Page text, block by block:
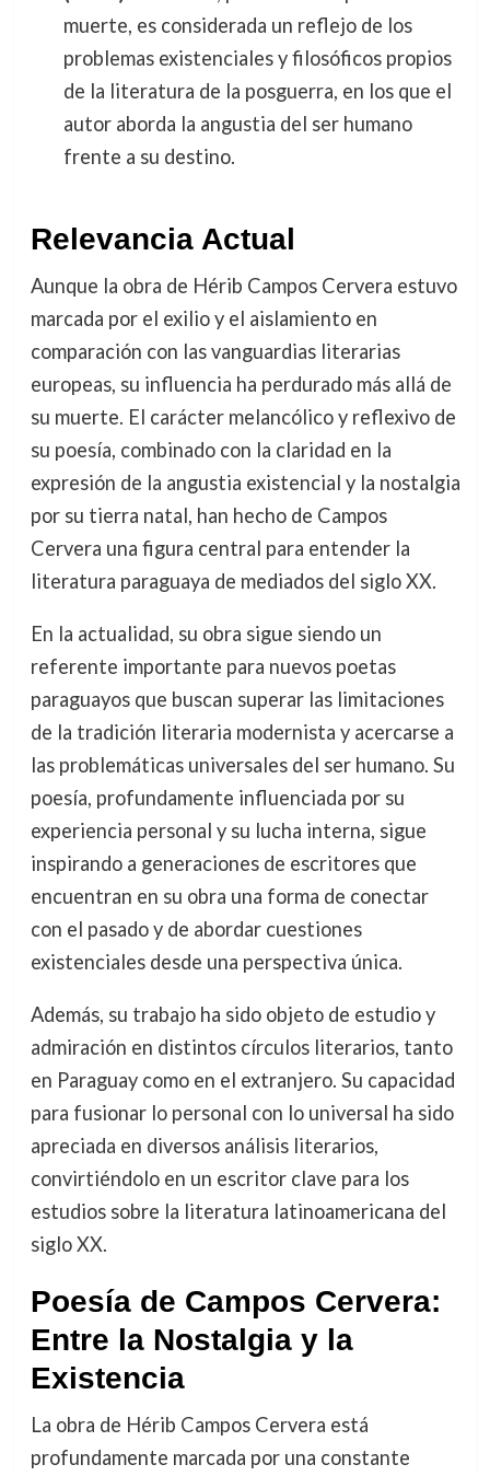
muerte, es considerada un reflejo de los
problemas existenciales y filosóficos propios
de la literatura de la posguerra, en los que el
autor aborda la angustia del ser humano
frente a su destino.
Relevancia Actual
Aunque la obra de Hérib Campos Cervera estuvo
marcada por el exilio y el aislamiento en
comparación con las vanguardias literarias
europeas, su influencia ha perdurado más allá de
su muerte. El carácter melancólico y reflexivo de
su poesía, combinado con la claridad en la
expresión de la angustia existencial y la nostalgia
por su tierra natal, han hecho de Campos
Cervera una figura central para entender la
literatura paraguaya de mediados del siglo XX.
En la actualidad, su obra sigue siendo un
referente importante para nuevos poetas
paraguayos que buscan superar las limitaciones
de la tradición literaria modernista y acercarse a
las problemáticas universales del ser humano. Su
poesía, profundamente influenciada por su
experiencia personal y su lucha interna, sigue
inspirando a generaciones de escritores que
encuentran en su obra una forma de conectar
con el pasado y de abordar cuestiones
existenciales desde una perspectiva única.
Además, su trabajo ha sido objeto de estudio y
admiración en distintos círculos literarios, tanto
en Paraguay como en el extranjero. Su capacidad
para fusionar lo personal con lo universal ha sido
apreciada en diversos análisis literarios,
convirtiéndolo en un escritor clave para los
estudios sobre la literatura latinoamericana del
siglo XX.
Poesía de Campos Cervera:
Entre la Nostalgia y la
Existencia
La obra de Hérib Campos Cervera está
profundamente marcada por una constante